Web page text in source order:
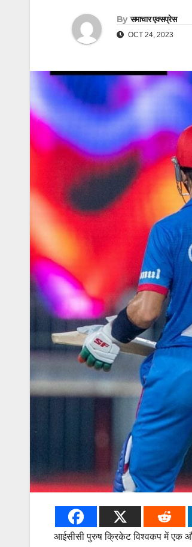
By समाचार एक्सप्रेस
OCT 24, 2023
आईसीसी पुरुष क्रिकेट विश्‍वकप में एक